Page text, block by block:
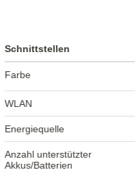
Schnittstellen
Farbe
WLAN
Energiequelle
Anzahl unterstützter
Akkus/Batterien